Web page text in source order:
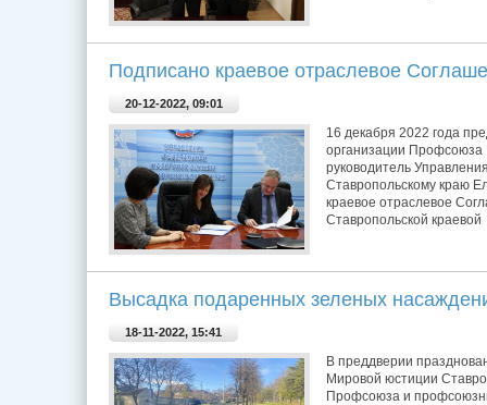
Подписано краевое отраслевое
20-12-2022, 09:01
16 декабря 2022 года
организации Профсоюза
руководитель
Ставропольскому краю
краевое отраслевое
Ставропольской краевой
Высадка подаренных зеленых
18-11-2022, 15:41
В преддверии
Мировой юстиции
Профсоюза и